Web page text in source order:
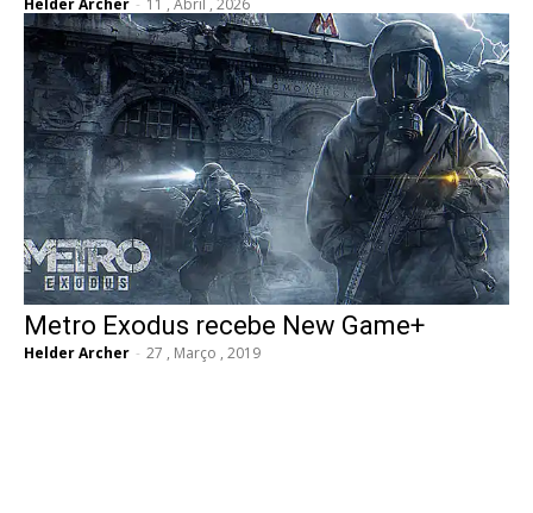
Helder Archer - 11 , Abril , 2026
Metro Exodus recebe New Game+
Helder Archer - 27 , Março , 2019